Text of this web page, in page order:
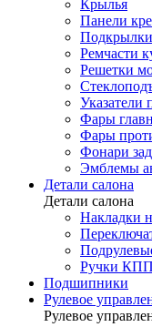
Крылья
Панели
Ремчасти
Решетки
Указатели
Фары
Фары
Фонари
Эмблемы
Детали салона
Детали салона
Накладки
Ручки КПП
Подшипники
Рулевое
Рулевое